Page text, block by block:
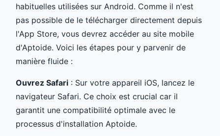
habituelles utilisées sur Android. Comme il n'est
pas possible de le télécharger directement depuis
l'App Store, vous devrez accéder au site mobile
d'Aptoide. Voici les étapes pour y parvenir de
manière fluide :
Ouvrez Safari : Sur votre appareil iOS, lancez le
navigateur Safari. Ce choix est crucial car il
garantit une compatibilité optimale avec le
processus d'installation Aptoide.